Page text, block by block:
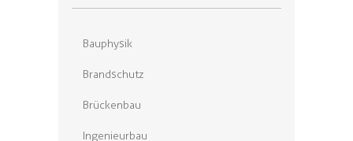
Bauphysik
Brandschutz
Brückenbau
Ingenieurbau